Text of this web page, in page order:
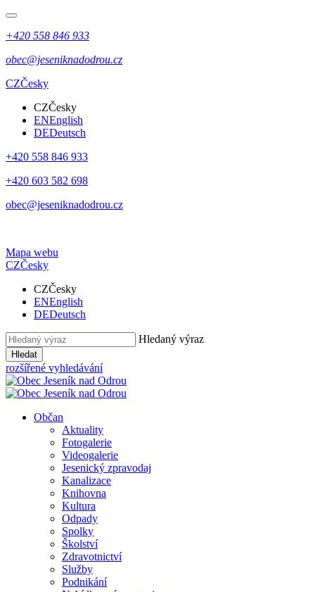
+420 558 846 933
obec@jeseniknadodrou.cz
CZČesky
CZČesky
ENEnglish
DEDeutsch
+420 558 846 933
+420 603 582 698
obec@jeseniknadodrou.cz
Mapa webu
CZČesky
CZČesky
ENEnglish
DEDeutsch
Hledaný výraz
Hledat
rozšířené vyhledávání
Občan
Aktuality
Fotogalerie
Videogalerie
Jesenický zpravodaj
Kanalizace
Knihovna
Kultura
Odpady
Spolky
Školství
Zdravotnictví
Služby
Podnikání